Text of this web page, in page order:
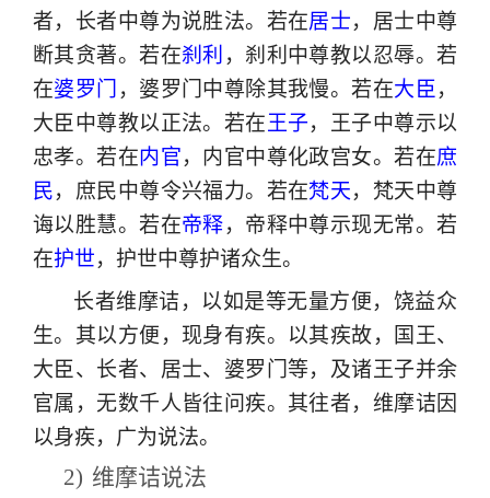
者，长者中尊为说胜法。若在居士，居士中尊
断其贪著。若在刹利 ，刹利中尊教以忍辱。若
在婆罗门 ，婆罗门中尊除其我慢。若在大臣 ，
大臣中尊教以正法。若在王子，王子中尊示以
忠孝。若在内官，内官中尊化政宫女。若在庶
民，庶民中尊令兴福力。若在梵天，梵天中尊
诲以胜慧。若在帝释，帝释中尊示现无常。若
在护世，护世中尊护诸众生。
长者维摩诘，以如是等无量方便，饶益众
生。其以方便，现身有疾。以其疾故，国王、
大臣、长者、居士、婆罗门等，及诸王子并余
官属，无数千人皆往问疾。其往者，维摩诘因
以身疾，广为说法。
2) 维摩诘说法